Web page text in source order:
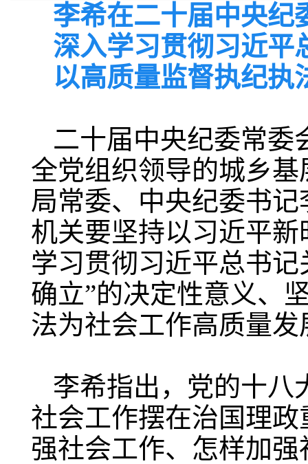
李希在二十届中央纪
深入学习贯彻习近平
以高质量监督执纪执
二十届中央纪委常委
全党组织领导的城乡
局常委、中央纪委书
机关要坚持以习近平
学习贯彻习近平总书
确立”的决定性意义、
法为社会工作高质量
李希指出，党的十八
社会工作摆在治国理
强社会工作、怎样加